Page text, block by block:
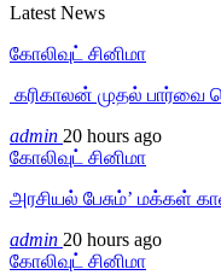
Latest News
கோலிவுட் சினிமா
கரிகாலன் முதல் பார்வை
admin 20 hours ago
கோலிவுட் சினிமா
அரசியல் பேசும்’ மக்கள்
admin 20 hours ago
கோலிவுட் சினிமா